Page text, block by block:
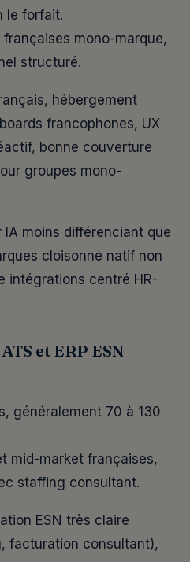
le forfait.
françaises mono-marque,
structuré.
hébergement
francophones, UX
bonne couverture
groupes mono-
IA moins différenciant que
cloisonné natif non
intégrations centré HR-
et ERP ESN
généralement 70 à 130
mid-market françaises,
staffing consultant.
ESN très claire
facturation consultant),